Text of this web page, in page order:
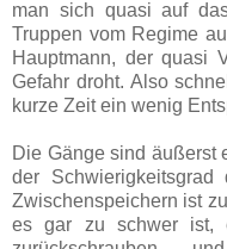
man sich quasi auf
Truppen vom Regime
Hauptmann, der quasi
Gefahr droht. Also
kurze Zeit ein wenig
Die Gänge sind äußerst
der Schwierigkeitsgrad
Zwischenspeichern ist
es gar zu schwer ist,